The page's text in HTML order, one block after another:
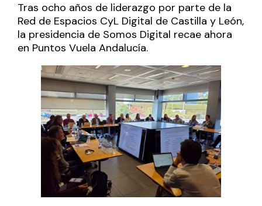
Tras ocho años de liderazgo por parte de la
Red de Espacios CyL Digital de Castilla y León,
la presidencia de Somos Digital recae ahora
en Puntos Vuela Andalucía.